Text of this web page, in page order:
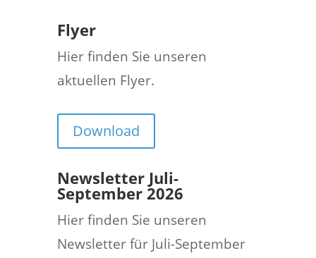
Flyer
Hier finden Sie unseren
aktuellen Flyer.
Download
Newsletter Juli-
September 2026
Hier finden Sie unseren
Newsletter für Juli-September